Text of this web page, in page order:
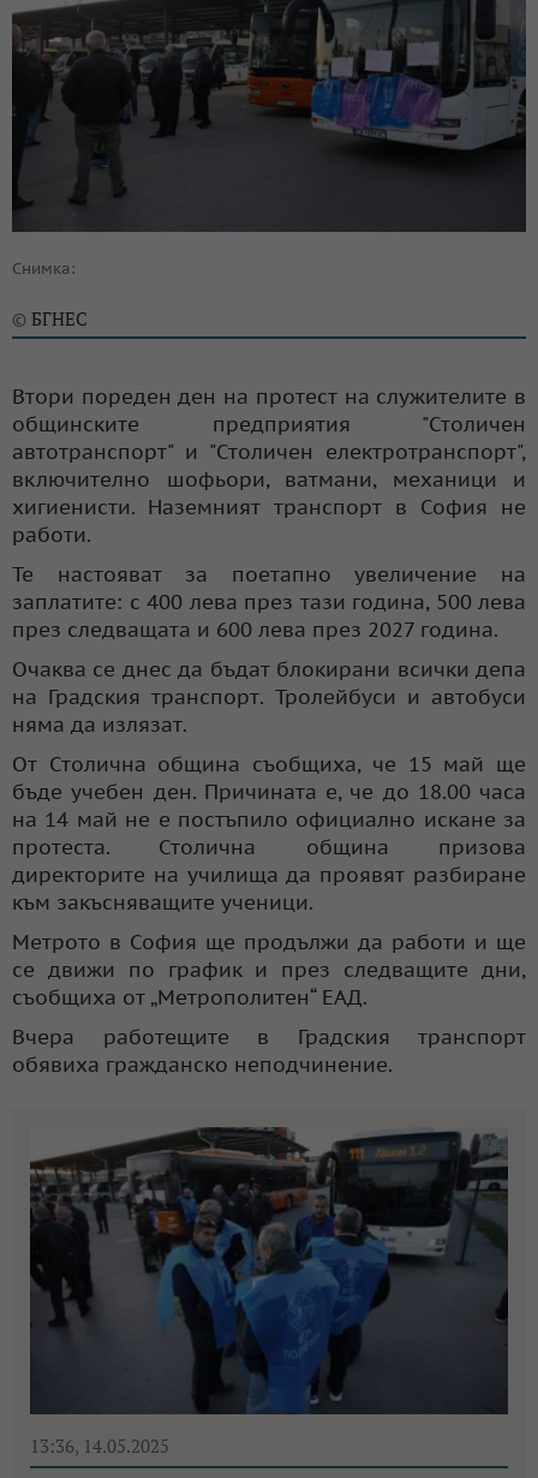
Снимка:
© БГНЕС
Втори пореден ден на протест на служителите в
общинските предприятия "Столичен
автотранспорт" и "Столичен електротранспорт",
включително шофьори, ватмани, механици и
хигиенисти. Наземният транспорт в София не
работи.
Те настояват за поетапно увеличение на
заплатите: с 400 лева през тази година, 500 лева
през следващата и 600 лева през 2027 година.
Очаква се днес да бъдат блокирани всички депа
на Градския транспорт. Тролейбуси и автобуси
няма да излязат.
От Столична община съобщиха, че 15 май ще
бъде учебен ден. Причината е, че до 18.00 часа
на 14 май не е постъпило официално искане за
протеста. Столична община призова
директорите на училища да проявят разбиране
към закъсняващите ученици.
Метрото в София ще продължи да работи и ще
се движи по график и през следващите дни,
съобщиха от „Метрополитен“ ЕАД.
Вчера работещите в Градския транспорт
обявиха гражданско неподчинение.
13:36, 14.05.2025